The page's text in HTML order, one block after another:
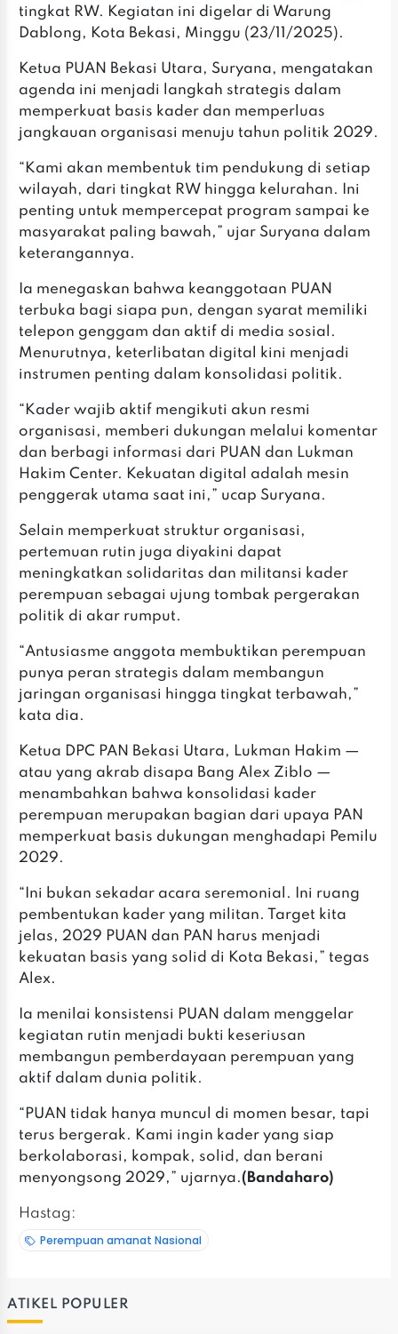
tingkat RW. Kegiatan ini digelar di Warung
Dablong, Kota Bekasi, Minggu (23/11/2025).
‎‎Ketua PUAN Bekasi Utara, Suryana, mengatakan
agenda ini menjadi langkah strategis dalam
memperkuat basis kader dan memperluas
jangkauan organisasi menuju tahun politik 2029.
‎‎“Kami akan membentuk tim pendukung di setiap
wilayah, dari tingkat RW hingga kelurahan. Ini
penting untuk mempercepat program sampai ke
masyarakat paling bawah,” ujar Suryana dalam
keterangannya.
‎Ia menegaskan bahwa keanggotaan PUAN
terbuka bagi siapa pun, dengan syarat memiliki
telepon genggam dan aktif di media sosial.
Menurutnya, keterlibatan digital kini menjadi
instrumen penting dalam konsolidasi politik.
‎‎“Kader wajib aktif mengikuti akun resmi
organisasi, memberi dukungan melalui komentar
dan berbagi informasi dari PUAN dan Lukman
Hakim Center. Kekuatan digital adalah mesin
penggerak utama saat ini,” ucap Suryana.
‎‎Selain memperkuat struktur organisasi,
pertemuan rutin juga diyakini dapat
meningkatkan solidaritas dan militansi kader
perempuan sebagai ujung tombak pergerakan
politik di akar rumput.
‎‎“Antusiasme anggota membuktikan perempuan
punya peran strategis dalam membangun
jaringan organisasi hingga tingkat terbawah,”
kata dia.
‎‎Ketua DPC PAN Bekasi Utara, Lukman Hakim —
atau yang akrab disapa Bang Alex Ziblo —
menambahkan bahwa konsolidasi kader
perempuan merupakan bagian dari upaya PAN
memperkuat basis dukungan menghadapi Pemilu
2029.
‎‎“Ini bukan sekadar acara seremonial. Ini ruang
pembentukan kader yang militan. Target kita
jelas, 2029 PUAN dan PAN harus menjadi
kekuatan basis yang solid di Kota Bekasi,” tegas
Alex.
‎Ia menilai konsistensi PUAN dalam menggelar
kegiatan rutin menjadi bukti keseriusan
membangun pemberdayaan perempuan yang
aktif dalam dunia politik.
‎‎“PUAN tidak hanya muncul di momen besar, tapi
terus bergerak. Kami ingin kader yang siap
berkolaborasi, kompak, solid, dan berani
menyongsong 2029,” ujarnya.(Bandaharo)
Hastag:
Perempuan amanat Nasional
ATIKEL POPULER